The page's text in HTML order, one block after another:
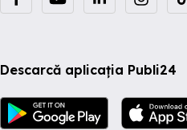
Descarcă aplicația Publi24